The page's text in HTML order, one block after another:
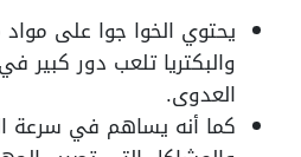
يحتوي الخوا جوا على
والبكتريا تلعب دور كبير
العدوى.
كما أنه يساهم في سرعة